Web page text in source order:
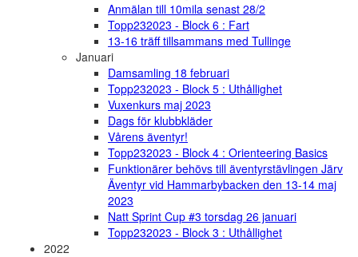
Anmälan till 10mila senast 28/2
Topp232023 - Block 6 : Fart
13-16 träff tillsammans med Tullinge
Januari
Damsamling 18 februari
Topp232023 - Block 5 : Uthållighet
Vuxenkurs maj 2023
Dags för klubbkläder
Vårens äventyr!
Topp232023 - Block 4 : Orienteering Basics
Funktionärer behövs till äventyrstävlingen Järv
Äventyr vid Hammarbybacken den 13-14 maj
2023
Natt Sprint Cup #3 torsdag 26 januari
Topp232023 - Block 3 : Uthållighet
2022